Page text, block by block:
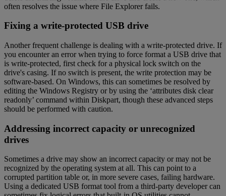
often resolves the issue where File Explorer fails.
Fixing a write-protected USB drive
Another frequent challenge is dealing with a write-protected drive. If
you encounter an error when trying to force format a USB drive that
is write-protected, first check for a physical lock switch on the
drive's casing. If no switch is present, the write protection may be
software-based. On Windows, this can sometimes be resolved by
editing the Windows Registry or by using the ‘attributes disk clear
readonly’ command within Diskpart, though these advanced steps
should be performed with caution.
Addressing incorrect capacity or unrecognized
drives
Sometimes a drive may show an incorrect capacity or may not be
recognized by the operating system at all. This can point to a
corrupted partition table or, in more severe cases, failing hardware.
Using a dedicated USB format tool from a third-party developer can